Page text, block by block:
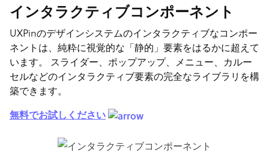
インタラクティブコンポーネント
UXPinのデザインシステムのインタラクティブなコンポー
ネントは、純粋に視覚的な「静的」要素をはるかに超えて
います。 スライダー、ポップアップ、メニュー、カルー
セルなどのインタラクティブ要素の完全なライブラリを構
築できます。
無料でお試しください